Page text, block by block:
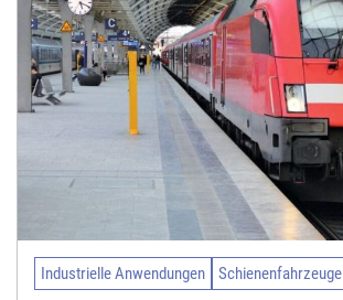
Industrielle Anwendungen Schienenfahrzeuge